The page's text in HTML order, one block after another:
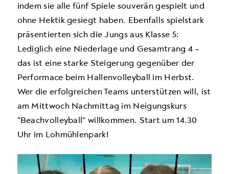
indem sie alle fünf Spiele souverän gespielt und
ohne Hektik gesiegt haben. Ebenfalls spielstark
präsentierten sich die Jungs aus Klasse 5:
Lediglich eine Niederlage und Gesamtrang 4 –
das ist eine starke Steigerung gegenüber der
Performace beim Hallenvolleyball im Herbst.
Wer die erfolgreichen Teams unterstützen will, ist
am Mittwoch Nachmittag im Neigungskurs
“Beachvolleyball” willkommen. Start um 14.30
Uhr im Lohmühlenpark!